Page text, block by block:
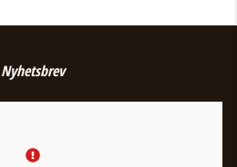
Nyhetsbrev